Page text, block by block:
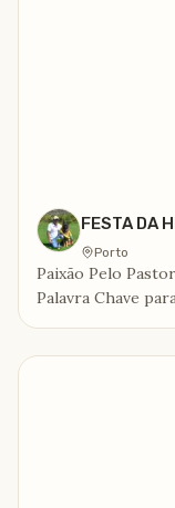
FESTA DA
Porto
Paixão Pelo
Palavra Chave